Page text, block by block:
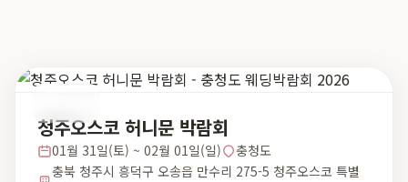
청주오스코 허니문 박람회
01월 31일(토) ~ 02월 01일(일)
충청도
충북 청주시 흥덕구 오송읍 만수리 275-5 청주오스코 특별